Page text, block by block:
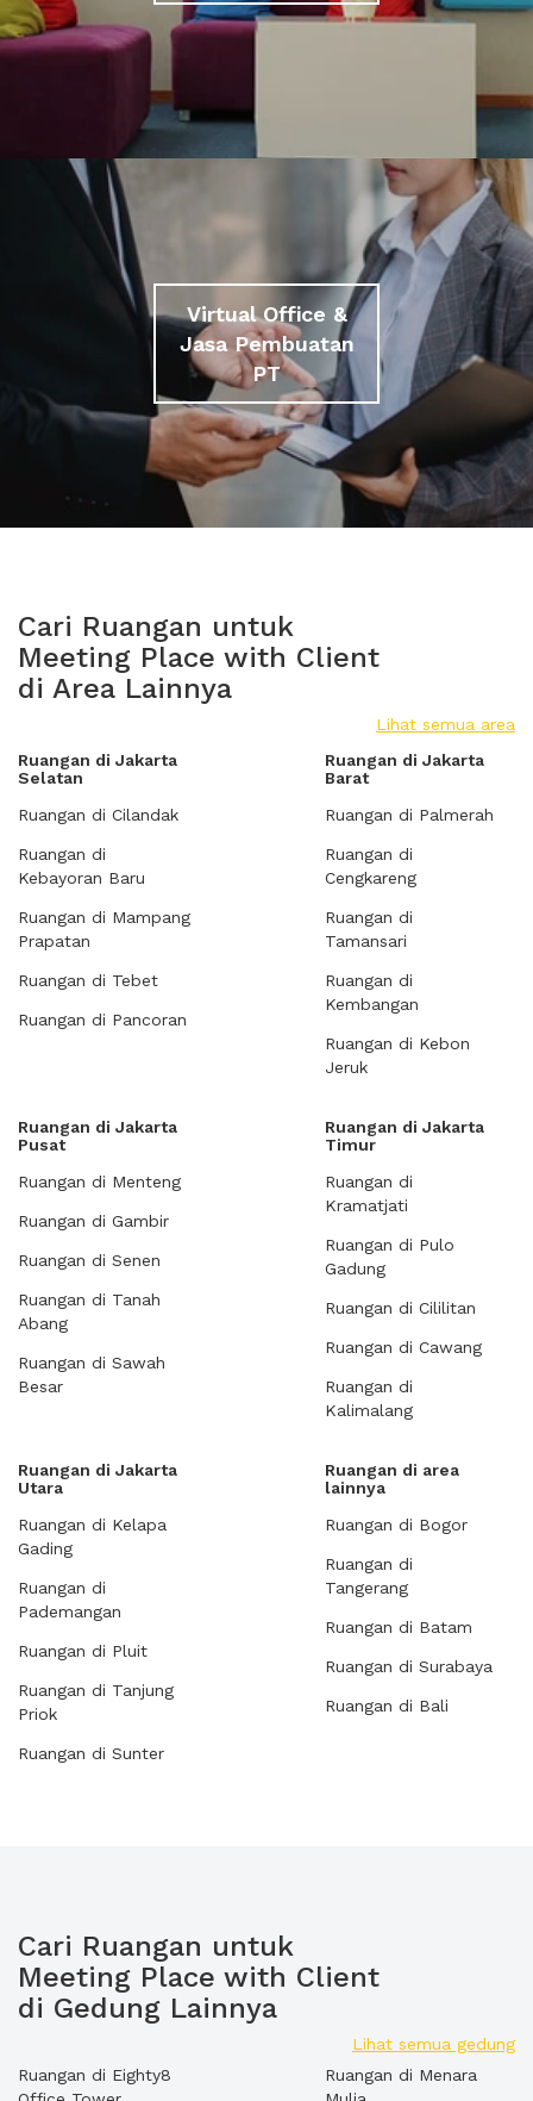
Virtual Office &
Jasa Pembuatan
PT
Cari Ruangan untuk
Meeting Place with Client
di Area Lainnya
Lihat semua area
Ruangan di Jakarta
Selatan
Ruangan di Cilandak
Ruangan di
Kebayoran Baru
Ruangan di Mampang
Prapatan
Ruangan di Tebet
Ruangan di Pancoran
Ruangan di Jakarta
Barat
Ruangan di Palmerah
Ruangan di
Cengkareng
Ruangan di
Tamansari
Ruangan di
Kembangan
Ruangan di Kebon
Jeruk
Ruangan di Jakarta
Pusat
Ruangan di Menteng
Ruangan di Gambir
Ruangan di Senen
Ruangan di Tanah
Abang
Ruangan di Sawah
Besar
Ruangan di Jakarta
Timur
Ruangan di
Kramatjati
Ruangan di Pulo
Gadung
Ruangan di Cililitan
Ruangan di Cawang
Ruangan di
Kalimalang
Ruangan di Jakarta
Utara
Ruangan di Kelapa
Gading
Ruangan di
Pademangan
Ruangan di Pluit
Ruangan di Tanjung
Priok
Ruangan di Sunter
Ruangan di area
lainnya
Ruangan di Bogor
Ruangan di
Tangerang
Ruangan di Batam
Ruangan di Surabaya
Ruangan di Bali
Cari Ruangan untuk
Meeting Place with Client
di Gedung Lainnya
Lihat semua gedung
Ruangan di Eighty8
Ruangan di Menara